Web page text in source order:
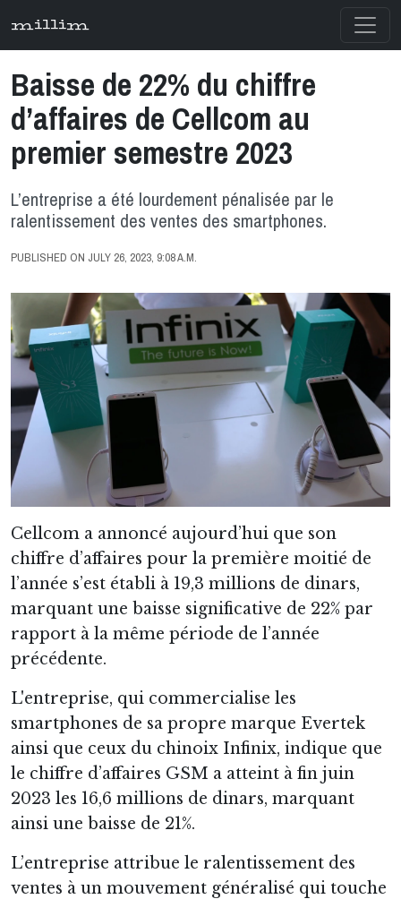
millim
Baisse de 22% du chiffre
d’affaires de Cellcom au
premier semestre 2023
L’entreprise a été lourdement pénalisée par le
ralentissement des ventes des smartphones.
PUBLISHED ON JULY 26, 2023, 9:08 A.M.
Cellcom a annoncé aujourd’hui que son
chiffre d’affaires pour la première moitié de
l’année s’est établi à 19,3 millions de dinars,
marquant une baisse significative de 22% par
rapport à la même période de l’année
précédente.
L'entreprise, qui commercialise les
smartphones de sa propre marque Evertek
ainsi que ceux du chinoix Infinix, indique que
le chiffre d’affaires GSM a atteint à fin juin
2023 les 16,6 millions de dinars, marquant
ainsi une baisse de 21%.
L’entreprise attribue le ralentissement des
ventes à un mouvement généralisé qui touche